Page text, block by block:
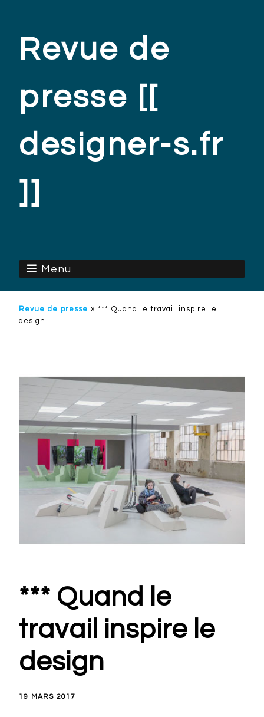
Revue de
presse [[
designer-s.fr
]]
Menu
Revue de presse » *** Quand le travail inspire le
design
*** Quand le
travail inspire le
design
19 MARS 2017